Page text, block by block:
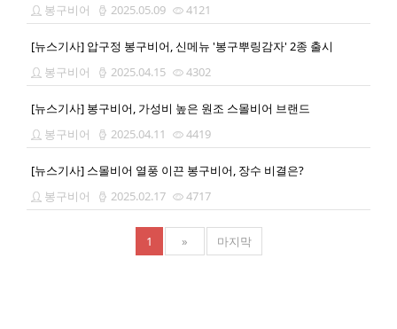
봉구비어
2025.05.09 4121
[뉴스기사] 압구정 봉구비어, 신메뉴 '봉구뿌링감자' 2종 출시
봉구비어
2025.04.15 4302
[뉴스기사] 봉구비어, 가성비 높은 원조 스몰비어 브랜드
봉구비어
2025.04.11 4419
[뉴스기사] 스몰비어 열풍 이끈 봉구비어, 장수 비결은?
봉구비어
2025.02.17 4717
1 » 마지막